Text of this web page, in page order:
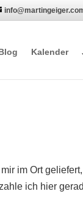
Kalender
im Ort
ich hier